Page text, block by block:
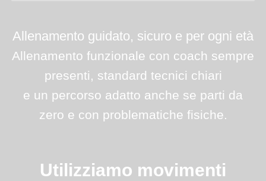
Allenamento guidato, sicuro e per ogni età
Allenamento funzionale con coach sempre
presenti, standard tecnici chiari
e un percorso adatto anche se parti da
zero e con problematiche fisiche.
Utilizziamo movimenti